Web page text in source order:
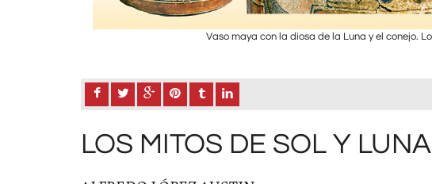
Vaso maya con la diosa de la Luna y el conejo.
LOS MITOS DE SOL Y